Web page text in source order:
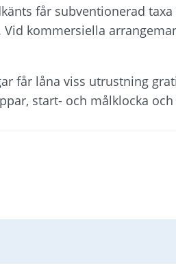
får subventionerad taxa
kommersiella
får låna viss utrustning
start- och målklocka